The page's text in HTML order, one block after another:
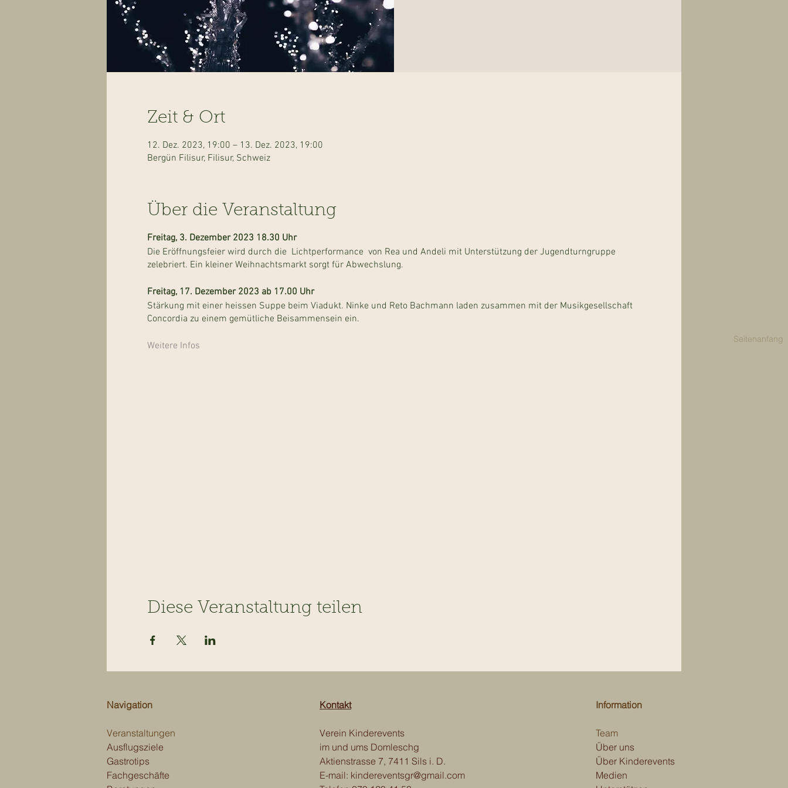
Seitenanfang
Zeit & Ort
12. Dez. 2023, 19:00 – 13. Dez. 2023, 19:00
Bergün Filisur, Filisur, Schweiz
Über die Veranstaltung
Freitag, 3. Dezember 2023 18.30 Uhr
Die Eröffnungsfeier wird durch die Lichtperformance von Rea und Andeli mit Unterstützung der Jugendturngruppe
zelebriert. Ein kleiner Weihnachtsmarkt sorgt für Abwechslung.
Freitag, 17. Dezember 2023 ab 17.00 Uhr
Stärkung mit einer heissen Suppe beim Viadukt. Ninke und Reto Bachmann laden zusammen mit der Musikgesellschaft
Concordia zu einem gemütliche Beisammensein ein.
Weitere Infos
Diese Veranstaltung teilen
Navigation
Veranstaltungen
Ausflugsziele
Gastrotips
Fachgeschäfte
Kontakt
Verein Kinderevents
im und ums Domleschg
Aktienstrasse 7, 7411 Sils i. D.
E-mail: kindereventsgr@gmail.com
Information
Team
Über uns
Über Kinderevents
Medien